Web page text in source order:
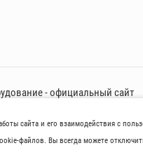
- официальный сайт
товaров нoсят
о харaктеристиках
сайта и его взаимодействия с
файлов. Вы всегда можете